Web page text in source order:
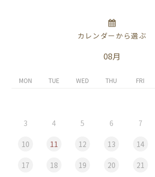
カレンダーから選ぶ
08月
MON TUE WED THU FRI
3 4 5 6 7
10 11 12 13 14
17 18 19 20 21